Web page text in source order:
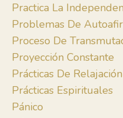
Practica La
Problemas De
Proceso De
Proyección Constante
Prácticas De
Prácticas Espirituales
Pánico